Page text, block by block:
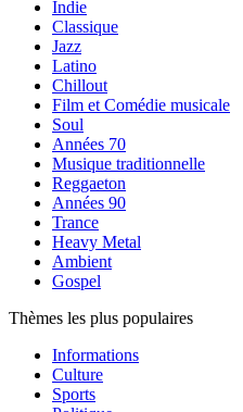
Indie
Classique
Jazz
Latino
Chillout
Film et Comédie musicale
Soul
Années 70
Musique traditionnelle
Reggaeton
Années 90
Trance
Heavy Metal
Ambient
Gospel
Thèmes les plus populaires
Informations
Culture
Sports